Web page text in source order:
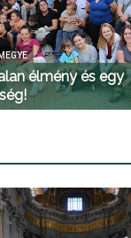
élmény és egy